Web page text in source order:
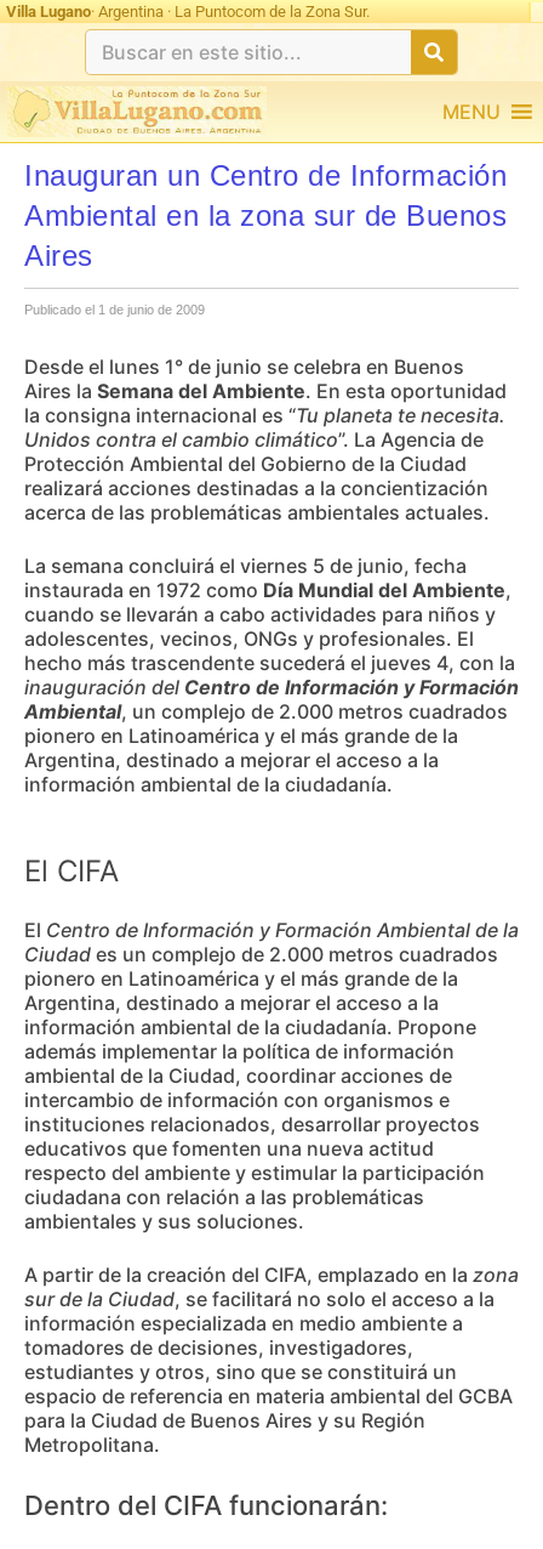
Villa Lugano· Argentina · La Puntocom de la Zona Sur.
MENU
Inauguran un Centro de Información
Ambiental en la zona sur de Buenos
Aires
Publicado el 1 de junio de 2009
Desde el lunes 1° de junio se celebra en Buenos
Aires la Semana del Ambiente. En esta oportunidad
la consigna internacional es “Tu planeta te necesita.
Unidos contra el cambio climático”. La Agencia de
Protección Ambiental del Gobierno de la Ciudad
realizará acciones destinadas a la concientización
acerca de las problemáticas ambientales actuales.
La semana concluirá el viernes 5 de junio, fecha
instaurada en 1972 como Día Mundial del Ambiente,
cuando se llevarán a cabo actividades para niños y
adolescentes, vecinos, ONGs y profesionales. El
hecho más trascendente sucederá el jueves 4, con la
inauguración del Centro de Información y Formación
Ambiental, un complejo de 2.000 metros cuadrados
pionero en Latinoamérica y el más grande de la
Argentina, destinado a mejorar el acceso a la
información ambiental de la ciudadanía.
El CIFA
El Centro de Información y Formación Ambiental de la
Ciudad es un complejo de 2.000 metros cuadrados
pionero en Latinoamérica y el más grande de la
Argentina, destinado a mejorar el acceso a la
información ambiental de la ciudadanía. Propone
además implementar la política de información
ambiental de la Ciudad, coordinar acciones de
intercambio de información con organismos e
instituciones relacionados, desarrollar proyectos
educativos que fomenten una nueva actitud
respecto del ambiente y estimular la participación
ciudadana con relación a las problemáticas
ambientales y sus soluciones.
A partir de la creación del CIFA, emplazado en la zona
sur de la Ciudad, se facilitará no solo el acceso a la
información especializada en medio ambiente a
tomadores de decisiones, investigadores,
estudiantes y otros, sino que se constituirá un
espacio de referencia en materia ambiental del GCBA
para la Ciudad de Buenos Aires y su Región
Metropolitana.
Dentro del CIFA funcionarán: